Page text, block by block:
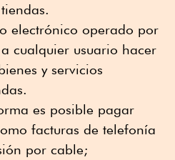
electrónico operado por
cualquier usuario hacer
y servicios
es posible pagar
facturas de telefonía
por cable;